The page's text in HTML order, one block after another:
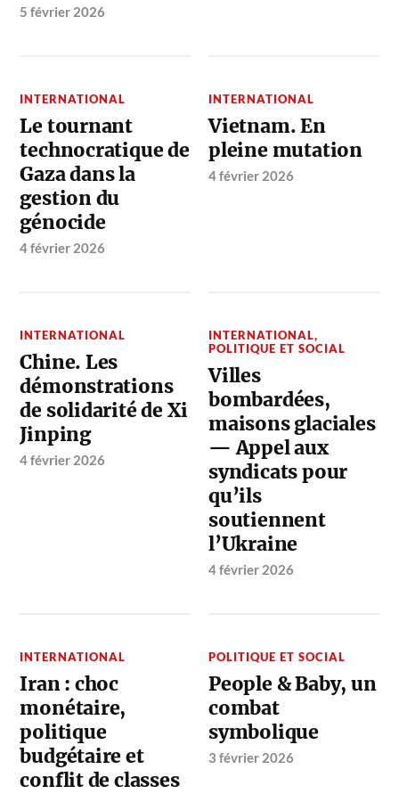
5 février 2026
INTERNATIONAL
Le tournant
technocratique de
Gaza dans la
gestion du
génocide
4 février 2026
INTERNATIONAL
Vietnam. En
pleine mutation
4 février 2026
INTERNATIONAL
Chine. Les
démonstrations
de solidarité de Xi
Jinping
4 février 2026
INTERNATIONAL,
POLITIQUE ET SOCIAL
Villes
bombardées,
maisons glaciales
— Appel aux
syndicats pour
qu’ils
soutiennent
l’Ukraine
4 février 2026
INTERNATIONAL
Iran : choc
monétaire,
politique
budgétaire et
conflit de classes
POLITIQUE ET SOCIAL
People & Baby, un
combat
symbolique
3 février 2026